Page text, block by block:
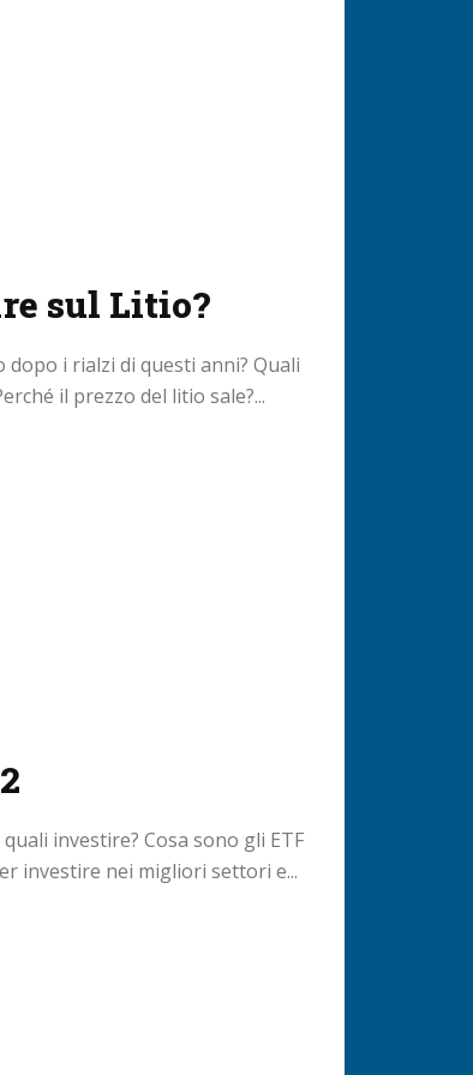
sul Litio?
i rialzi di questi anni? Quali
il prezzo del litio sale?...
investire? Cosa sono gli ETF
investire nei migliori settori e...